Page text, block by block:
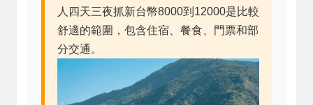
人四天三夜抓新台幣8000到12000是比較
舒適的範圍，包含住宿、餐食、門票和部
分交通。